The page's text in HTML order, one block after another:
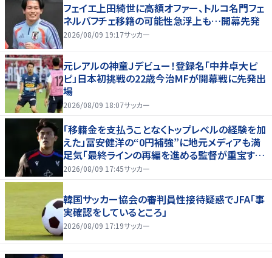
フェイエ上田綺世に高額オファー、トルコ名門フェ
ネルバフチェ移籍の可能性急浮上も…開幕先発
2026/08/09 19:17サッカー
元レアルの神童Ｊデビュー！登録名「中井卓大ピ
ピ」日本初挑戦の22歳今治MFが開幕戦に先発出
場
2026/08/09 18:07サッカー
「移籍金を支払うことなくトップレベルの経験を加
えた」冨安健洋の“0円補強”に地元メディアも満
足気「最終ラインの再編を進める監督が重宝する
柔軟性を備えている」
2026/08/09 17:45サッカー
韓国サッカー協会の審判員性接待疑惑でJFA「事
実確認をしているところ」
2026/08/09 17:19サッカー